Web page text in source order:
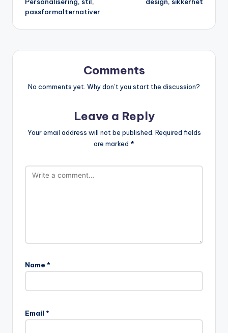
passformalternativer
Comments
No comments yet. Why don’t you start the discussion?
Leave a Reply
Your email address will not be published. Required fields
are marked *
Name *
Email *